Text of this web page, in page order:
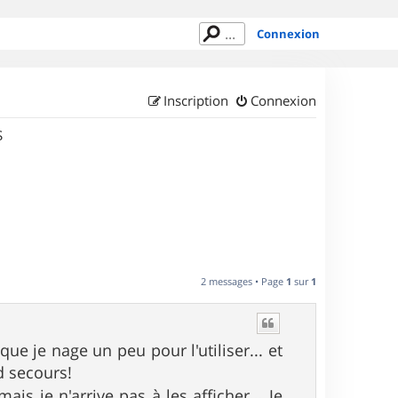
Connexion
Connexion
Inscription
2 messages • Page 1 sur 1
je nage un peu pour l'utiliser... et
secours!